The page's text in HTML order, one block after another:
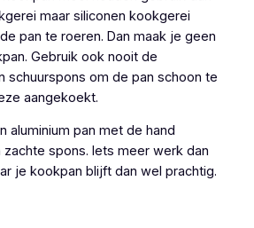
maar siliconen kookgerei
pan te roeren. Dan maak je geen
Gebruik ook nooit de
schuurspons om de pan schoon te
aangekoekt.
aluminium pan met de hand
spons. Iets meer werk dan
je kookpan blijft dan wel prachtig.